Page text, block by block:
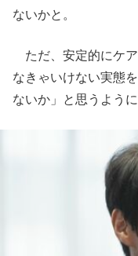
ないかと。
ただ、安定的にケ
なきゃいけない実態
ないか」と思うよう